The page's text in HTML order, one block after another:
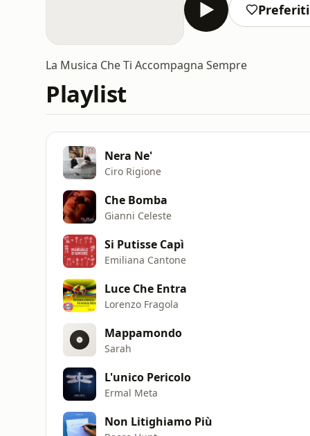
Preferiti
La Musica Che Ti Accompagna Sempre
Playlist
Nera Ne'
Ciro Rigione
Che Bomba
Gianni Celeste
Si Putisse Capì
Emiliana Cantone
Luce Che Entra
Lorenzo Fragola
Mappamondo
Sarah
L'unico Pericolo
Ermal Meta
Non Litighiamo Più